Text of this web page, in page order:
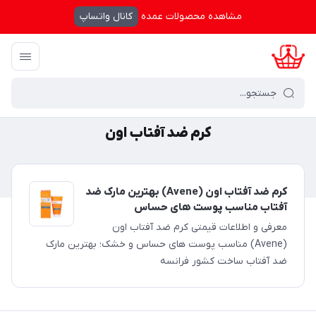
مشاهده محصولات عمده کانال واتساپ
کرال شاپینگ / کرم ضد آفتاب اون
کرم ضد آفتاب اون
کرم ضد آفتاب اون (Avene) بهترین مارک ضد
آفتاب مناسب پوست های حساس
معرفی و اطلاعات قیمتی کرم ضد آفتاب اون
(Avene) مناسب پوست های حساس و خشک؛ بهترین مارک
ضد آفتاب ساخت کشور فرانسه